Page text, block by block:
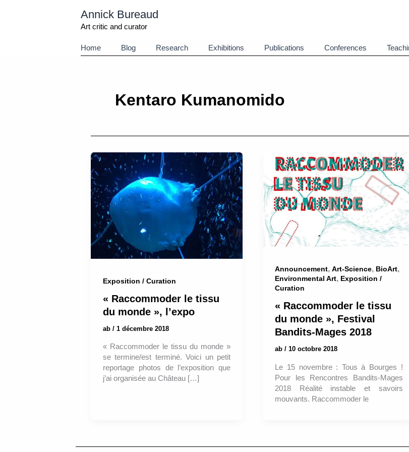
Annick Bureaud
Art critic and curator
Home Blog Research Exhibitions Publications Conferences
Kentaro Kumanomido
Exposition / Curation
« Raccommoder le tissu
du monde », l’expo
ab / 1 décembre 2018
« Raccommoder le tissu du monde »
se termine/est terminé. Voici un petit
reportage photos de l’exposition que
j’ai organisée au Château […]
Announcement,Art-Science, BioArt,
Environmental Art, Exposition /
Curation
« Raccommoder le tissu
du monde », Festival
Bandits-Mages 2018
ab/10 octobre 2018
Le 15 novembre : Tous à Bourges !
Pour les Rencontres Bandits-Mages
2018 Réalité instable et savoirs
mouvants. Raccommoder le